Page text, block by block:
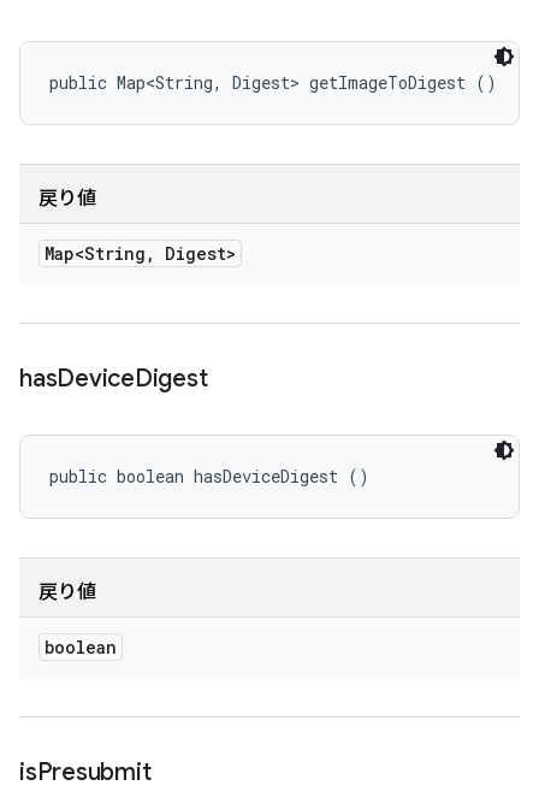
public Map<String, Digest> getImageToDigest ()
戻り値
Map<String , Digest>
hasDeviceDigest
public boolean hasDeviceDigest ()
戻り値
boolean
isPresubmit